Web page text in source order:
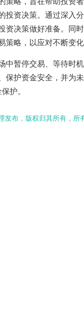
投资决策。通过深入
资决策做好准备。同
略，以应对不断变化
中暂停交易、等待时
保护资金安全，并为
护。
发布，版权归其所有，所